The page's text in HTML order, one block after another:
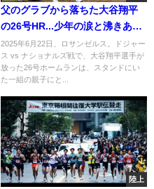
父のグラブから落ちた大谷翔平
の26号HR...少年の涙と沸きあが
るスタンド🔥
2025年6月22日、ロサンゼルス。ドジャー
ス vs ナショナルズ戦で、大谷翔平選手が
放った26号ホームランは、スタンドにい
た一組の親子にと...
陸上